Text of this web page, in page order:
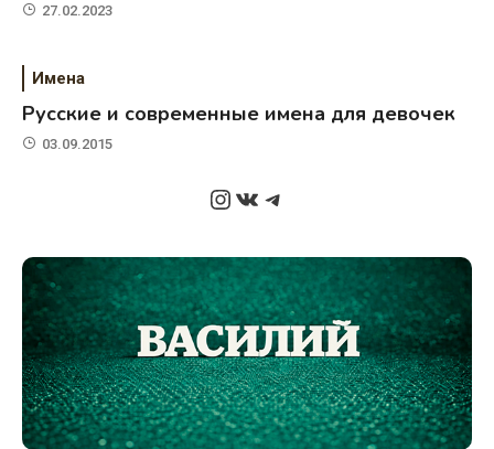
27.02.2023
Имена
Русские и современные имена для девочек
03.09.2015
Instagram
ВКонтакте
Telegram